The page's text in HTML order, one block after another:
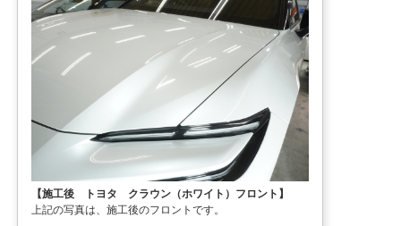
【施工後 トヨタ クラウン（ホワイト）フロント】
上記の写真は、施工後のフロントです。